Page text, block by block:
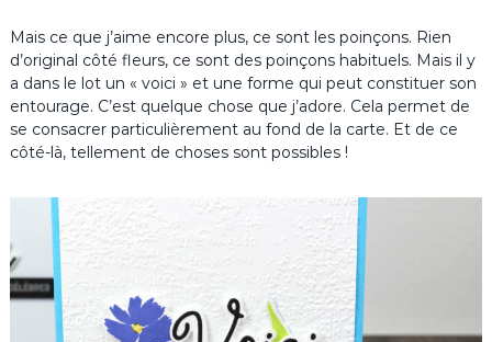
Mais ce que j’aime encore plus, ce sont les poinçons. Rien
d’original côté fleurs, ce sont des poinçons habituels. Mais il y
a dans le lot un « voici » et une forme qui peut constituer son
entourage. C’est quelque chose que j’adore. Cela permet de
se consacrer particulièrement au fond de la carte. Et de ce
côté-là, tellement de choses sont possibles !